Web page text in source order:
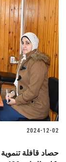
2024-12-02
حصاد قافلة